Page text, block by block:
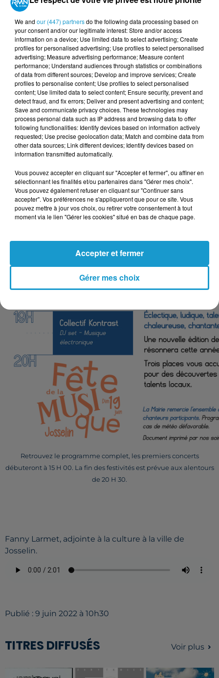
Retrouvez le programme complet, les premiers concerts
débuteront à 15 H 00. La fin des festivités est prévue aux alentours
de 20 H 30.
Fanny Larmet, adjointe à la culture à la ville de
Josselin.
Publié : 9 juin 2022 à 10h30
TITRES DIFFUSÉS Voir plus
We and our (447) partnersdo the following data processing based on
your consent and/or our legitimate interest: Store and/or access
information on a device; Use limited data to select advertising; Create
profiles for personalised advertising; Use profiles to select personalised
advertising; Measure advertising performance; Measure content
performance; Understand audiences through statistics or combinations
of data from different sources; Develop and improve services; Create
profiles to personalise content; Use profiles to select personalised
content; Use limited data to select content; Ensure security, prevent and
detect fraud, and fix errors; Deliver and present advertising and content;
Save and communicate privacy choices. These technologies may
process personal data such as IP address and browsing data to offer
following functionalities: Identify devices based on information actively
requested; Use precise geolocation data; Match and combine data from
other data sources; Link different devices; Identify devices based on
information transmitted automatically.
Vous pouvez accepter en cliquant sur "Accepter et fermer", ou affiner en
sélectionnant les finalités et/ou partenaires dans "Gérer mes choix".
Vous pouvez également refuser en cliquant sur "Continuer sans
accepter". Vos préférences ne s'appliqueront que pour ce site. Vous
pouvez mettre à jour vos choix, ou retirer votre consentement à tout
moment via le lien "Gérer les cookies" situé en bas de chaque page.
Gérer mes choix
Accepter et fermer